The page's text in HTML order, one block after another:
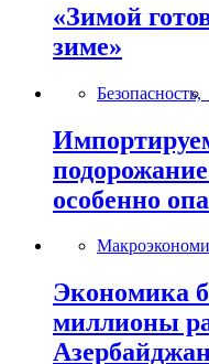
«Зимой
зиме»
Безопасность,
особенно
Экономика
миллионы